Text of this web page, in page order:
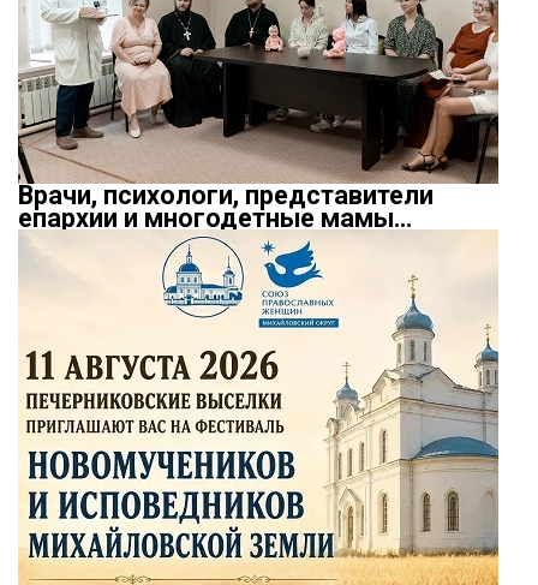
Врачи, психологи, представители
епархии и многодетные мамы…